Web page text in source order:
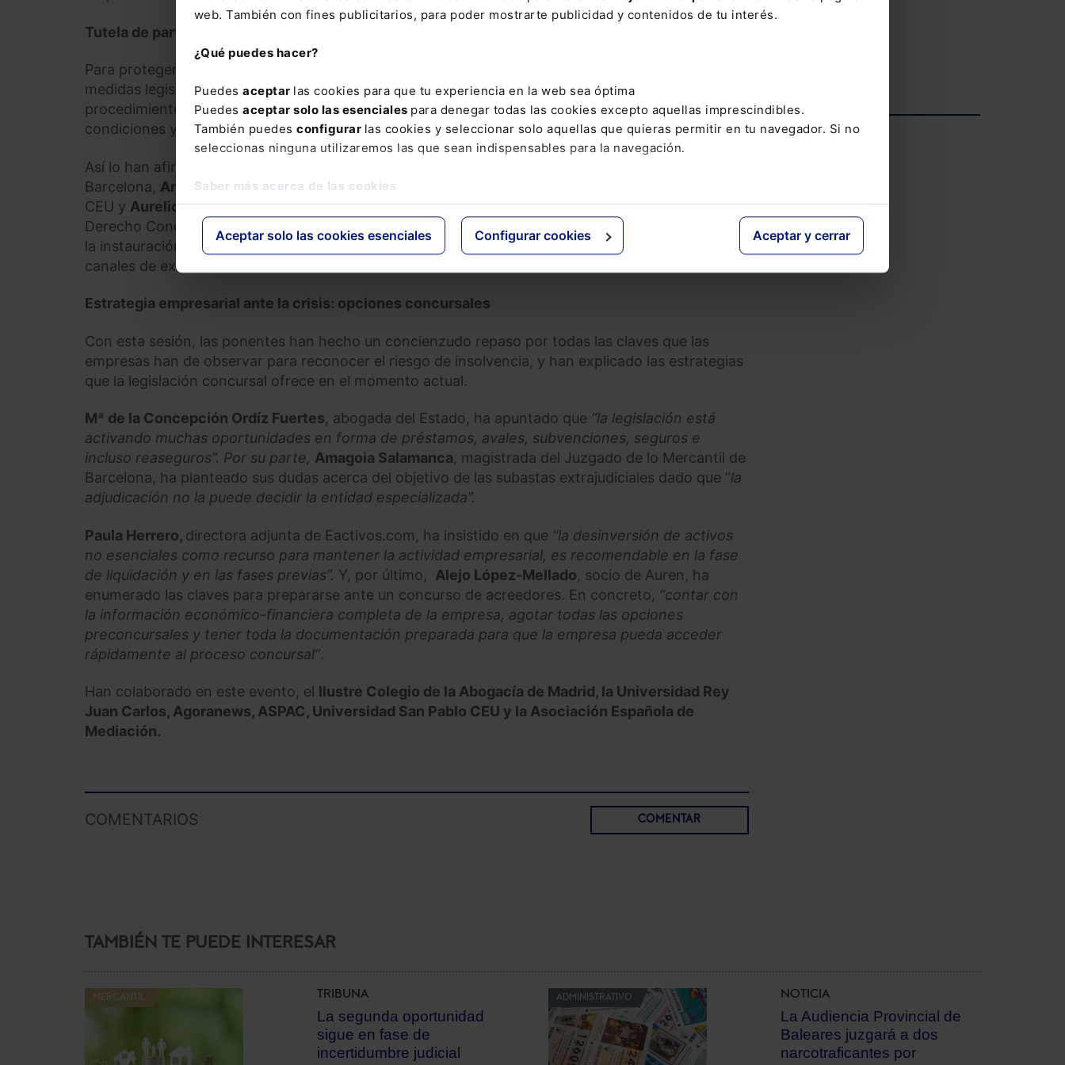
web. También con fines publicitarios, para poder mostrarte publicidad y contenidos de tu interés.
¿Qué puedes hacer?
Puedes aceptar las cookies para que tu experiencia en la web sea óptima
Puedes aceptar solo las esenciales para denegar todas las cookies excepto aquellas imprescindibles.
También puedes configurar las cookies y seleccionar solo aquellas que quieras permitir en tu navegador. Si no
seleccionas ninguna utilizaremos las que sean indispensables para la navegación.
Saber más acerca de las cookies
Aceptar solo las cookies esenciales Configurar cookies Aceptar y cerrar
Tutela de particulares y autónomos en un escenario de crisis
Para proteger a los autónomos y a los particulares no es suficiente la puesta en marcha de
medidas legislativas extraordinarias, sino que también es necesario organizar y aplicar
procedimientos que impulsen la recuperación económica de estos colectivos, en las mejores
condiciones y el menor tiempo posible.
Así lo han afirmado
Barcelona, Ana Belén Campuzano, catedrática de Derecho Mercantil en la Universidad San Pablo
CEU y Aurelio Gurrea Chalé, presidente de Dictum Abogados y del Instituto Iberoamericano de
Derecho Concursal; quienes han aludido a los procesos de renegociación y moratoria de deudas, a
la instauración de planes de pago, a la delimitación de los bienes que pueden ser afectados y a los
canales de exoneración de deuda.
Estrategia empresarial ante la crisis: opciones concursales
Con esta sesión, las ponentes han hecho un concienzudo repaso por todas las claves que las
empresas han de observar para reconocer el riesgo de insolvencia, y han explicado las estrategias
que la legislación concursal ofrece en el momento actual.
Mª de la Concepción Ordíz Fuertes, abogada del Estado, ha apuntado que “la legislación está
activando muchas oportunidades en forma de préstamos, avales, subvenciones, seguros e
incluso reaseguros”. Por su parte, Amagoia Salamanca, magistrada del Juzgado de lo Mercantil de
Barcelona, ha planteado sus dudas acerca del objetivo de las subastas extrajudiciales dado que “la
adjudicación no la puede decidir la entidad especializada”.
Paula Herrero, directora adjunta de Eactivos.com, ha insistido en que “la desinversión de activos
no esenciales como recurso para mantener la actividad empresarial, es recomendable en la fase
de liquidación y en las fases previas”. Y, por último, Alejo López-Mellado, socio de Auren, ha
enumerado las claves para prepararse ante un concurso de acreedores. En concreto, “contar con
la información económico-financiera completa de la empresa, agotar todas las opciones
preconcursales y tener toda la documentación preparada para que la empresa pueda acceder
rápidamente al proceso concursal”.
Han colaborado en este evento, el Ilustre Colegio de la Abogacía de Madrid, la Universidad Rey
Juan Carlos, Agoranews, ASPAC, Universidad San Pablo CEU y la Asociación Española de
Mediación.
COMENTARIOS COMENTAR
INFORMACIÓN
TAMBIÉN TE PUEDE INTERESAR
MERCANTIL TRIBUNA
La segunda oportunidad
sigue en fase de
incertidumbre judicial
ADMINISTRATIVO NOTICIA
La Audiencia Provincial de
Baleares juzgará a dos
narcotraficantes por